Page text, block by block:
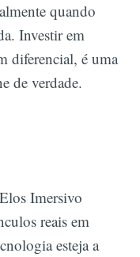
quando
Investir em
diferencial, é uma
de verdade.
Imersivo
reais em
esteja a